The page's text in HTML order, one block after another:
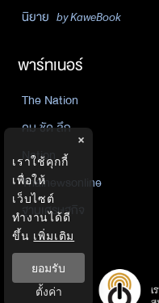
นิยาย by KaweBook
พาร์ทเนอร์
The Nation
คม ชัด ลึก
Nation
Thainewsonline
ฐานเศรษฐกิจ
×
เราใช้คุกกี้
เพื่อให้
เว็บไซต์
ทำงานได้ดี
ขึ้น เพิ่มเติม
ยอมรับ
ตั้งค่า